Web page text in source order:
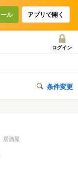
ル アプリで開く
ログイン
条件変更
居酒屋